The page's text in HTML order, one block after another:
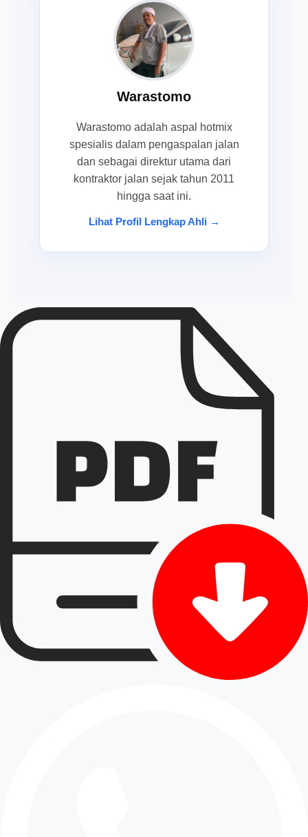
Warastomo
Warastomo adalah aspal hotmix
spesialis dalam pengaspalan jalan
dan sebagai direktur utama dari
kontraktor jalan sejak tahun 2011
hingga saat ini.
Lihat Profil Lengkap Ahli →